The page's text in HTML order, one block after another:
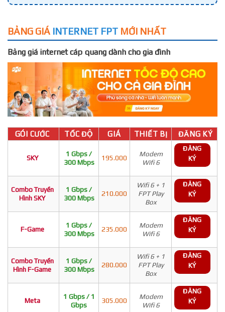
BẢNG GIÁ INTERNET FPT MỚI NHẤT
Bảng giá internet cáp quang dành cho gia đình
GÓI CƯỚC TỐC ĐỘ GIÁ THIẾT BỊ ĐĂNG KÝ
SKY
1 Gbps /
300 Mbps
195.000
Modem
Wifi 6
ĐĂNG
KÝ
Combo Truyền
Hình SKY
1 Gbps /
300 Mbps
210.000
Wifi 6 + 1
FPT Play
Box
ĐĂNG
KÝ
F-Game
1 Gbps /
300 Mbps
235.000
Modem
Wifi 6
ĐĂNG
KÝ
Combo Truyền
Hình F-Game
1 Gbps /
300 Mbps
280.000
Wifi 6 + 1
FPT Play
Box
ĐĂNG
KÝ
Meta
1 Gbps / 1
Gbps
305.000
Modem
Wifi 6
ĐĂNG
KÝ